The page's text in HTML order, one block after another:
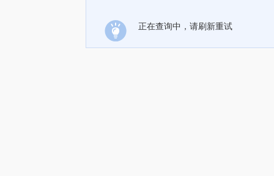
正在查询中，请刷新重试